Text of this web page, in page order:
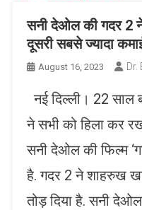
सनी देओल की गदर 2 ने
दूसरी सबसे ज्यादा
August 16, 2023 Dr.
नई द‍िल्ली। 22 साल
ने सभी को हिला कर
सनी देओल की फिल्म
है. गदर 2 ने शाहरुख
तोड़ दिया है. सनी